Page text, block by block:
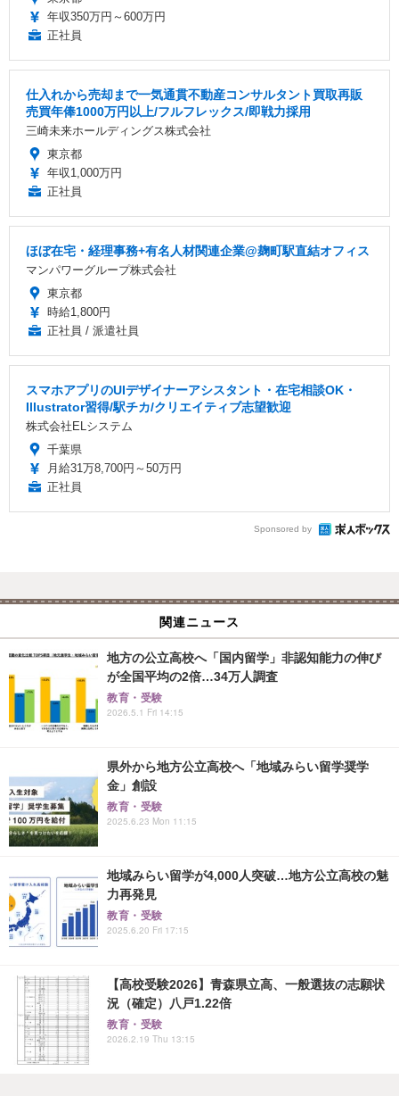
年収350万円～600万円
正社員
仕入れから売却まで一気通貫不動産コンサルタント買取再販
売買年俸1000万円以上/フルフレックス/即戦力採用
三崎未来ホールディングス株式会社
東京都
年収1,000万円
正社員
ほぼ在宅・経理事務+有名人材関連企業@麹町駅直結オフィス
マンパワーグループ株式会社
東京都
時給1,800円
正社員 / 派遣社員
スマホアプリのUIデザイナーアシスタント・在宅相談OK・
Illustrator習得/駅チカ/クリエイティブ志望歓迎
株式会社ELシステム
千葉県
月給31万8,700円～50万円
正社員
Sponsored by
関連ニュース
地方の公立高校へ「国内留学」非認知能力の伸び
が全国平均の2倍…34万人調査
教育・受験
2026.5.1 Fri 14:15
県外から地方公立高校へ「地域みらい留学奨学
金」創設
教育・受験
2025.6.23 Mon 11:15
地域みらい留学が4,000人突破…地方公立高校の魅
力再発見
教育・受験
2025.6.20 Fri 17:15
【高校受験2026】青森県立高、一般選抜の志願状
況（確定）八戸1.22倍
教育・受験
2026.2.19 Thu 13:15